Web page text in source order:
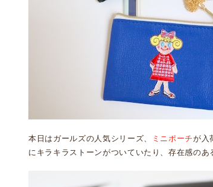
本日はガールズの人気シリーズ、 ミニポーチが入
にキラキラストーンがついていたり、存在感の